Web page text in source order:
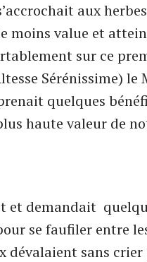
aux
moins value et
sur ce
Sérénissime) le
quelques
haute valeur de
et demandait
se faufiler entre
dévalaient sans crier